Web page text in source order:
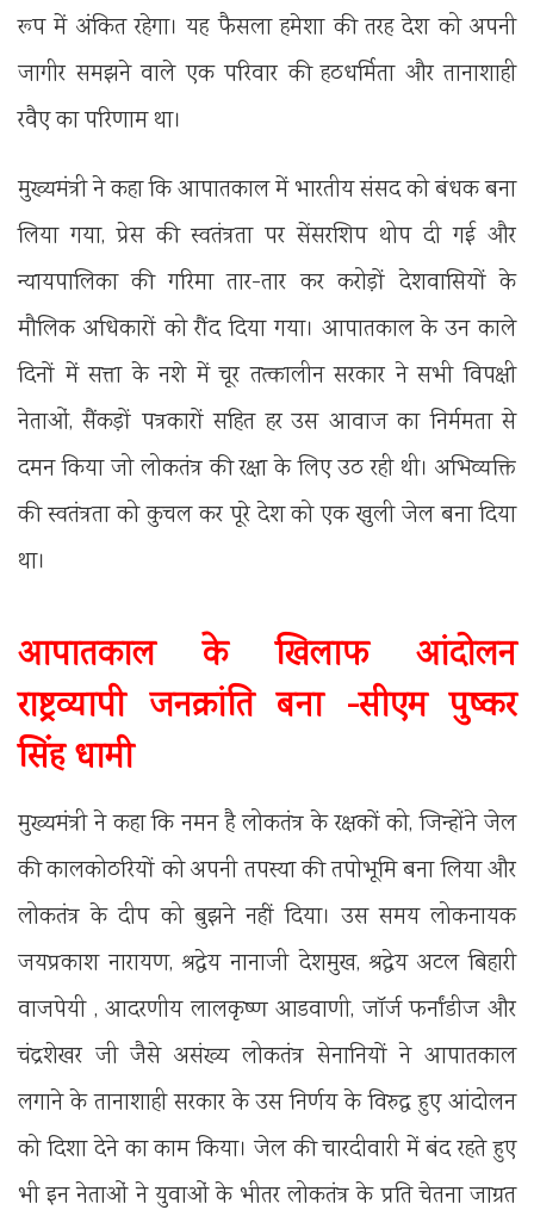
रूप में अंकित रहेगा। यह फैसला हमेशा की तरह देश को अपनी
जागीर समझने वाले एक परिवार की हठधर्मिता और तानाशाही
रवैए का परिणाम था।
मुख्यमंत्री ने कहा कि आपातकाल में भारतीय संसद को बंधक बना
लिया गया, प्रेस की स्वतंत्रता पर सेंसरशिप थोप दी गई और
न्यायपालिका की गरिमा तार-तार कर करोड़ों देशवासियों के
मौलिक अधिकारों को रौंद दिया गया। आपातकाल के उन काले
दिनों में सत्ता के नशे में चूर तत्कालीन सरकार ने सभी विपक्षी
नेताओं, सैंकड़ों पत्रकारों सहित हर उस आवाज का निर्ममता से
दमन किया जो लोकतंत्र की रक्षा के लिए उठ रही थी। अभिव्यक्ति
की स्वतंत्रता को कुचल कर पूरे देश को एक खुली जेल बना दिया
था।
आपातकाल के खिलाफ आंदोलन
राष्ट्रव्यापी जनक्रांति बना -सीएम पुष्कर
सिंह धामी
मुख्यमंत्री ने कहा कि नमन है लोकतंत्र के रक्षकों को, जिन्होंने जेल
की कालकोठरियों को अपनी तपस्या की तपोभूमि बना लिया और
लोकतंत्र के दीप को बुझने नहीं दिया। उस समय लोकनायक
जयप्रकाश नारायण, श्रद्धेय नानाजी देशमुख, श्रद्धेय अटल बिहारी
वाजपेयी , आदरणीय लालकृष्ण आडवाणी, जॉर्ज फर्नांडीज और
चंद्रशेखर जी जैसे असंख्य लोकतंत्र सेनानियों ने आपातकाल
लगाने के तानाशाही सरकार के उस निर्णय के विरुद्ध हुए आंदोलन
को दिशा देने का काम किया। जेल की चारदीवारी में बंद रहते हुए
भी इन नेताओं ने युवाओं के भीतर लोकतंत्र के प्रति चेतना जाग्रत